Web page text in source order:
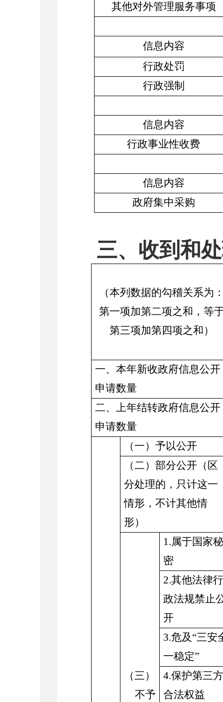
其他对外管理服务事项
信息内容
行政处罚
行政强制
信息内容
行政事业性收费
信息内容
政府集中采购
三、收到和
（本列数据的勾稽关系为
第一项加第二项之和，等
第三项加第四项之和）
一、本年新收政府信息公开
申请数量
二、上年结转政府信息公开
申请数量
（一）予以公开
（二）部分公开（区
分处理的，只计这一
情形，不计其他情
形）
（三）
不予
1.属于国家
密
2.其他法律
政法规禁止
开
3.危及“三安
一稳定”
4.保护第三
合法权益